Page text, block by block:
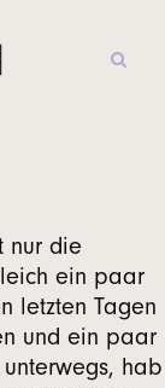
nur die
ein paar
letzten Tagen
und ein paar
hab